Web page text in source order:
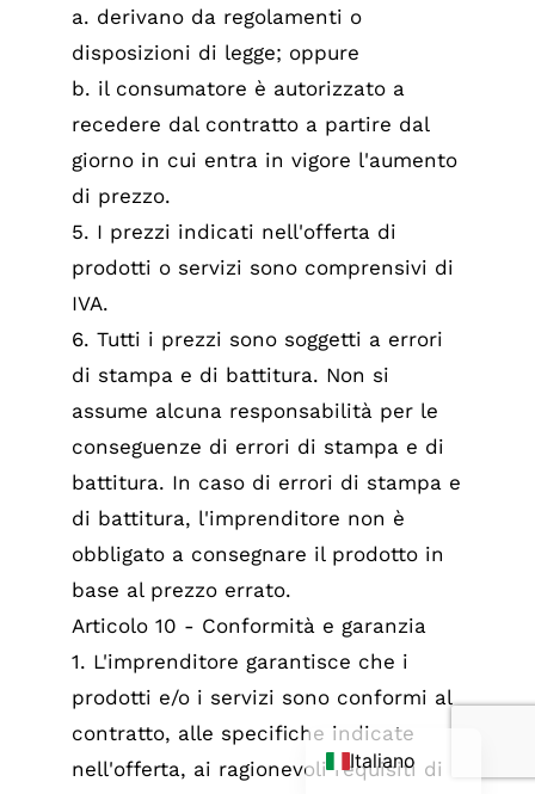
a. derivano da regolamenti o
disposizioni di legge; oppure
b. il consumatore è autorizzato a
recedere dal contratto a partire dal
giorno in cui entra in vigore l'aumento
di prezzo.
5. I prezzi indicati nell'offerta di
prodotti o servizi sono comprensivi di
IVA.
6. Tutti i prezzi sono soggetti a errori
di stampa e di battitura. Non si
assume alcuna responsabilità per le
conseguenze di errori di stampa e di
battitura. In caso di errori di stampa e
di battitura, l'imprenditore non è
obbligato a consegnare il prodotto in
base al prezzo errato.
Articolo 10 - Conformità e garanzia
1. L'imprenditore garantisce che i
prodotti e/o i servizi sono conformi al
contratto, alle specifiche indicate
nell'offerta, ai ragionevoli requisiti di
Italiano
Nederlands
Deutsch